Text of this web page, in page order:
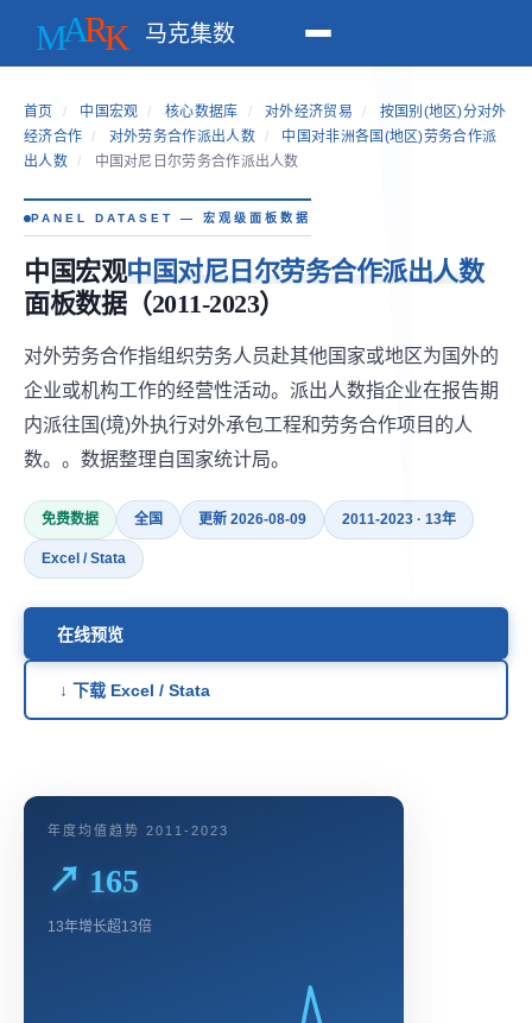
马克集数
首页 / 中国宏观 / 核心数据库 / 对外经济贸易 /
按国别(地区)分对外
经济合作 / 对外劳务合作派出人数 /
中国对非洲各国(地区)劳务合作派
出人数 / 中国对尼日尔劳务合作派出人数
PANEL DATASET — 宏观级面板数据
中国宏观中国对尼日尔劳务合作派出人数
面板数据（2011-2023）
对外劳务合作指组织劳务人员赴其他国家或地区为国外的
企业或机构工作的经营性活动。派出人数指企业在报告期
内派往国(境)外执行对外承包工程和劳务合作项目的人
数。。数据整理自国家统计局。
免费数据 全国 更新 2026-08-09 2011-2023 · 13年
Excel / Stata
在线预览
↓ 下载 Excel / Stata
年度均值趋势 2011-2023
↗ 165
13年增长超13倍